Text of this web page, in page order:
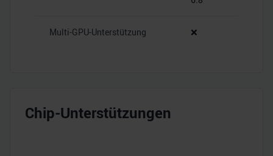
Multi-GPU-Unterstützung ❌
Chip-Unterstützungen